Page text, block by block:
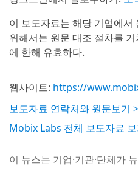
이 보도자료는 해당 기업에
위해서는 원문 대조 절차를
에 한해 유효하다.
웹사이트: https://
보도자료 연락처와 원문보기 >
Mobix Labs 전체 보도자료
이 뉴스는 기업·기관·단체가